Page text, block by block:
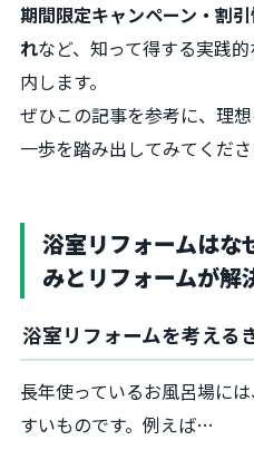
期間限定キャンペーン・割
れなど、知って得する実践
内します。
ぜひこの記事を参考に、理
一歩を踏み出してみてくださ
浴室リフォームはな
みとリフォームが解
浴室リフォームを考える
長年使っているお風呂場に
すいものです。例えば…